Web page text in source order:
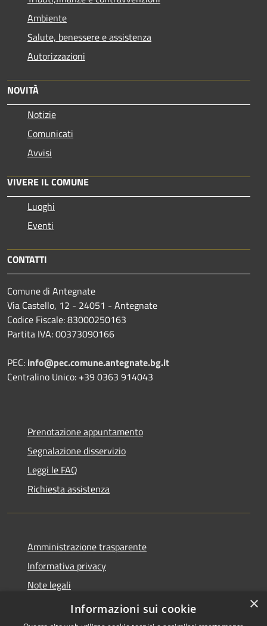
Ambiente
Salute, benessere e assistenza
Autorizzazioni
NOVITÀ
Notizie
Comunicati
Avvisi
VIVERE IL COMUNE
Luoghi
Eventi
CONTATTI
Comune di Antegnate
Via Castello, 12 - 24051 - Antegnate
Codice Fiscale: 83000250163
Partita IVA: 00373090166
PEC: info@pec.comune.antegnate.bg.it
Centralino Unico: +39 0363 914043
Prenotazione appuntamento
Segnalazione disservizio
Leggi le FAQ
Richiesta assistenza
Amministrazione trasparente
Informativa privacy
Note legali
Dichiarazione di accessibilità
×
Informazioni sui cookie